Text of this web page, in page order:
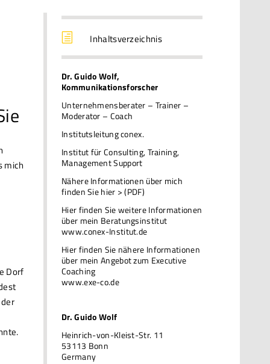
mich
Dorf
h Inhaltsverzeichnis
Dr. Guido Wolf,
Kommunikationsforscher
Unternehmensberater – Trainer –
Moderator – Coach
Institutsleitung conex.
Institut für Consulting, Training,
Management Support
Nähere Informationen über mich
finden Sie hier > (PDF)
Hier finden Sie weitere Informationen
über mein Beratungsinstitut
www.conex-Institut.de
Hier finden Sie nähere Informationen
über mein Angebot zum Executive
Coaching
www.exe-co.de
Dr. Guido Wolf
Heinrich-von-Kleist-Str. 11
53113 Bonn
Germany